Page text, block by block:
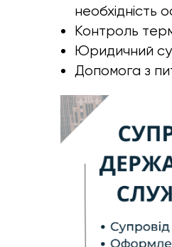
необхідність
Контроль
Юридичний
Допомога з